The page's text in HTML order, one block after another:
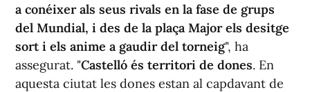
a conéixer als seus rivals en la fase de grups
del Mundial, i des de la plaça Major els desitge
sort i els anime a gaudir del torneig", ha
assegurat. "Castelló és territori de dones. En
aquesta ciutat les dones estan al capdavant de